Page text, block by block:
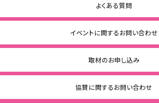
よくある質問
イベントに関するお問い合わせ
取材のお申し込み
協賛に関するお問い合わせ